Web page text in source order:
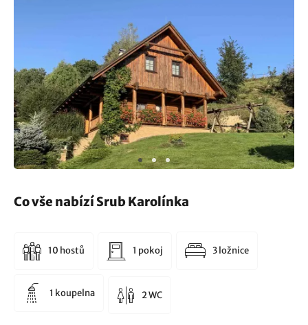
Co vše nabízí Srub Karolínka
10 hostů 1 pokoj 3 ložnice
1 koupelna 2 WC